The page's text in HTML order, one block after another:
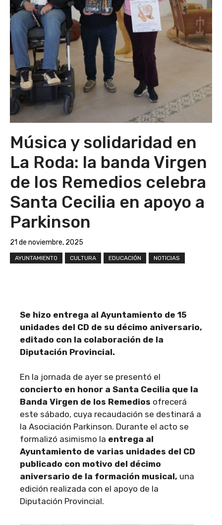
Música y solidaridad en
La Roda: la banda Virgen
de los Remedios celebra
Santa Cecilia en apoyo a
Parkinson
21 de noviembre, 2025
AYUNTAMIENTO CULTURA EDUCACIÓN NOTICIAS
Se hizo entrega al Ayuntamiento de 15
unidades del CD de su décimo aniversario,
editado con la colaboración de la
Diputación Provincial.
En la jornada de ayer se presentó el
concierto en honor a Santa Cecilia que la
Banda Virgen de los Remedios ofrecerá
este sábado, cuya recaudación se destinará a
la Asociación Parkinson. Durante el acto se
formalizó asimismo la entrega al
Ayuntamiento de varias unidades del CD
publicado con motivo del décimo
aniversario de la formación musical, una
edición realizada con el apoyo de la
Diputación Provincial.